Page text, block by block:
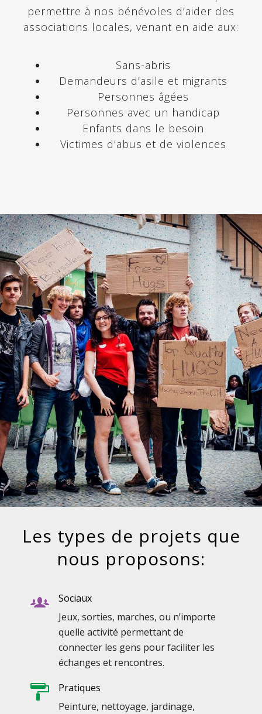
permettre à nos bénévoles d’aider des
associations locales, venant en aide aux:
Sans-abris
Demandeurs d’asile et migrants
Personnes âgées
Personnes avec un handicap
Enfants dans le besoin
Victimes d’abus et de violences
Les types de projets que
nous proposons:
Sociaux
Jeux, sorties, marches, ou n’importe
quelle activité permettant de
connecter les gens pour faciliter les
échanges et rencontres.
Pratiques
Peinture, nettoyage, jardinage,